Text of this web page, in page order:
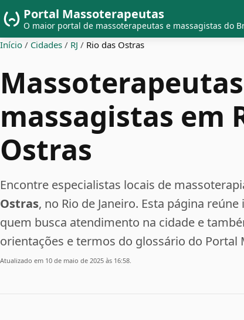
Portal Massoterapeutas
O maior portal de massoterapeutas e massagistas do
Início / Cidades / RJ / Rio das Ostras
massagistas em
Ostras
Encontre especialistas locais de
Ostras, no Rio de Janeiro. Esta página
quem busca atendimento na cidade e
orientações e termos do glossário do Portal
Atualizado em 10 de maio de 2025 às 16:58.